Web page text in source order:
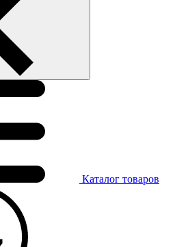
Каталог товаров